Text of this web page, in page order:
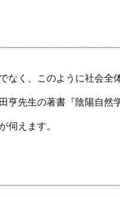
なく、このように社会全
亨先生の著書『陰陽自然
伺えます。